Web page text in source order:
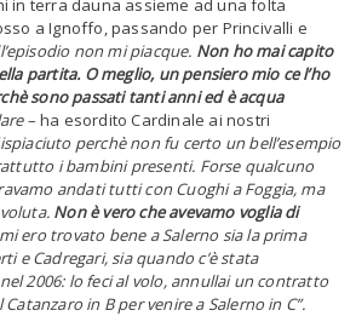
in terra dauna assieme ad una folta
a Ignoffo, passando per Princivalli e
non mi piacque. Non ho mai capito
partita. O meglio, un pensiero mio ce l’ho
sono passati tanti anni ed è acqua
– ha esordito Cardinale ai nostri
perchè non fu certo un bell’esempio
i bambini presenti. Forse qualcuno
andati tutti con Cuoghi a Foggia, ma
Non è vero che avevamo voglia di
ero trovato bene a Salerno sia la prima
e Cadregari, sia quando c’è stata
2006: lo feci al volo, annullai un contratto
in B per venire a Salerno in C”.